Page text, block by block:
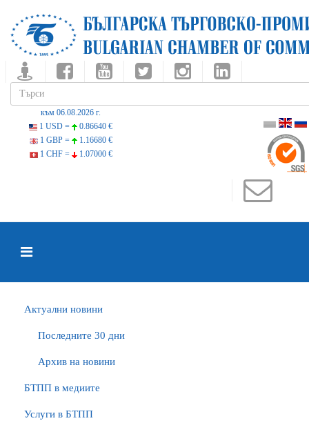
към 06.08.2026 г.
1 USD =
0.86640 €
1 GBP =
1.16680 €
1 CHF =
1.07000 €
Актуални новини
Последните 30 дни
Архив на новини
БTПП в медиите
Услуги в БТПП